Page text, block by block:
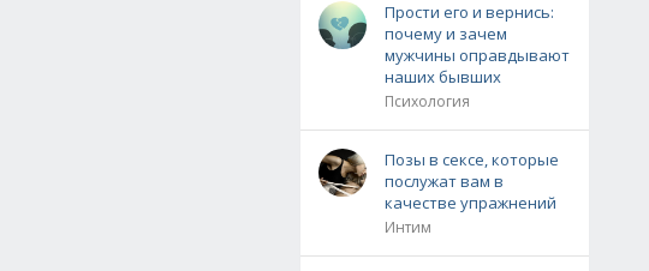
Прости его и вернись:
почему и зачем
мужчины оправдывают
наших бывших
Психология
Позы в сексе, которые
послужат вам в
качестве упражнений
Интим